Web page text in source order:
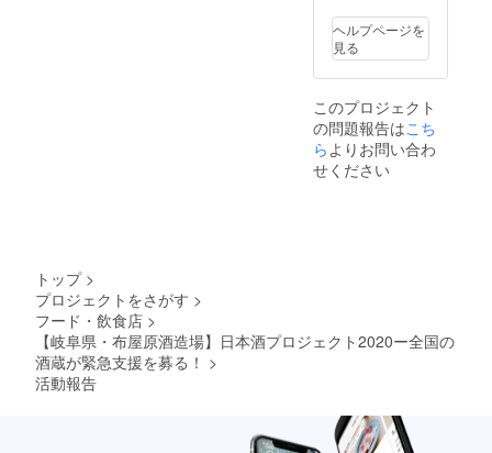
ヘルプページを
見る
このプロジェクト
の問題報告はこち
ら よりお問い合わ
せください
トップ >
プロジェクトをさがす >
フード・飲食店 >
【岐阜県・布屋原酒造場】日本酒プロジェクト2020ー全国の
酒蔵が緊急支援を募る！ >
活動報告